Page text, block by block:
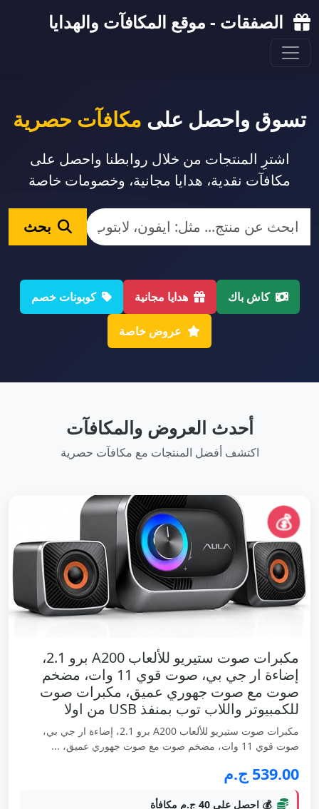
الصفقات - موقع المكافآت والهدايا
تسوق واحصل على مكافآت حصرية
اشترِ المنتجات من خلال روابطنا واحصل على
مكافآت نقدية، هدايا مجانية، وخصومات خاصة
بحث
كاش باك هدايا مجانية كوبونات خصم
عروض خاصة
أحدث العروض والمكافآت
اكتشف أفضل المنتجات مع مكافآت حصرية
💰
مكبرات صوت ستيريو للألعاب A200 برو 2.1،
إضاءة ار جي بي، صوت قوي 11 وات، مضخم
صوت مع صوت جهوري عميق، مكبرات صوت
للكمبيوتر واللاب توب بمنفذ USB من اولا
مكبرات صوت ستيريو للألعاب A200 برو 2.1، إضاءة ار جي بي،
صوت قوي 11 وات، مضخم صوت مع صوت جهوري عميق، ...
539.00 ج.م
💰 احصل على 40 ج.م مكافأة